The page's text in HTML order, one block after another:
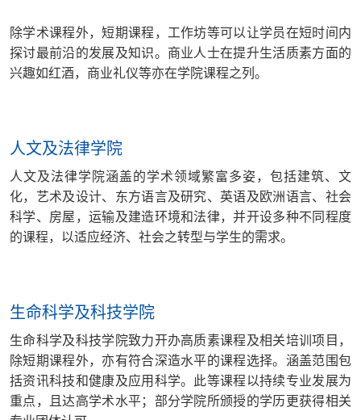
除学术课程外，短期课程，工作坊等可以让学员在短时间内
探讨最前沿的发展及知识。商业人士在提升生活质素方面的
兴趣如红酒，商业礼仪等亦在学院课程之列。
人文及法律学院
人文及法律学院涵盖的学术领域繁富多姿，包括建筑、文
化，艺术及设计、东方语言及研究、英语及欧洲语言、社会
科学、房屋，运输及建造环境和法律，并开设多种不同程度
的课程，以适应经济、社会之转型与学生的需求。
生命科学及科技学院
生命科学及科技学院致力开办高质素课程及相关培训项目，
除短期课程外，亦有符合深造水平的课程选择。涵盖范围包
括资讯科技和健康及应用科学。此等课程以持续专业发展为
重点，且达高学术水平；部分学院所颁授的学历更获得相关